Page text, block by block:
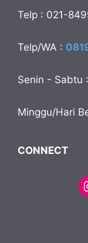
Telp : 021-
Telp/WA :
Senin - Sabtu
Minggu/Hari
CONNECT